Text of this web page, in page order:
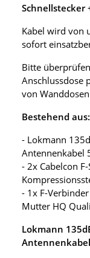
Schnellstecker
Kabel wird von
sofort
Bitte
Anschlussdose
von
Bestehend aus:
- Lokmann
Antennenkabel
- 2x Cabelcon
- 1x F-
Mutter HQ
Lokmann